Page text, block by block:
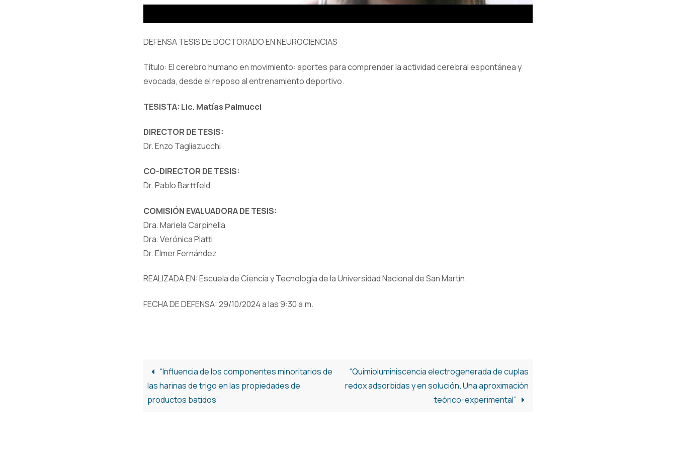
DEFENSA TESIS DE DOCTORADO EN NEUROCIENCIAS
Título: El cerebro humano en movimiento: aportes para comprender la actividad cerebral espontánea y
evocada, desde el reposo al entrenamiento deportivo.
TESISTA: Lic. Matías Palmucci
DIRECTOR DE TESIS:
Dr. Enzo Tagliazucchi
CO-DIRECTOR DE TESIS:
Dr. Pablo Barttfeld
COMISIÓN EVALUADORA DE TESIS:
Dra. Mariela Carpinella
Dra. Verónica Piatti
Dr. Elmer Fernández.
REALIZADA EN: Escuela de Ciencia y Tecnología de la Universidad Nacional de San Martín.
FECHA DE DEFENSA: 29/10/2024 a las 9:30 a.m.
“Influencia de los componentes minoritarios de
las harinas de trigo en las propiedades de
productos batidos”
“Quimioluminiscencia electrogenerada de cuplas
redox adsorbidas y en solución. Una aproximación
teórico-experimental”